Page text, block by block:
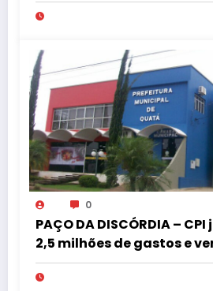
0
PAÇO DA DISCÓRDIA –
2,5 milhões de gastos e
pede “acordo” para
milhões